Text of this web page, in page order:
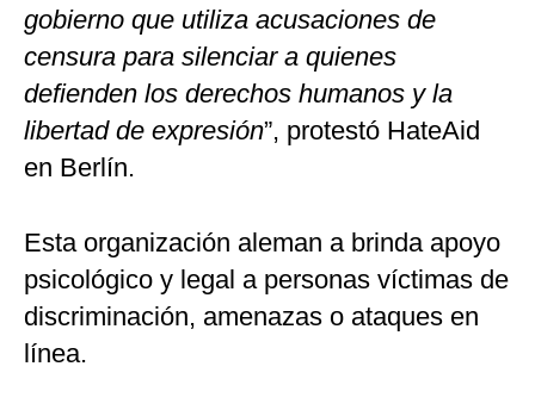
gobierno que utiliza acusaciones de
censura para silenciar a quienes
defienden los derechos humanos y la
libertad de expresión”, protestó HateAid
en Berlín.
Esta organización aleman a brinda apoyo
psicológico y legal a personas víctimas de
discriminación, amenazas o ataques en
línea.